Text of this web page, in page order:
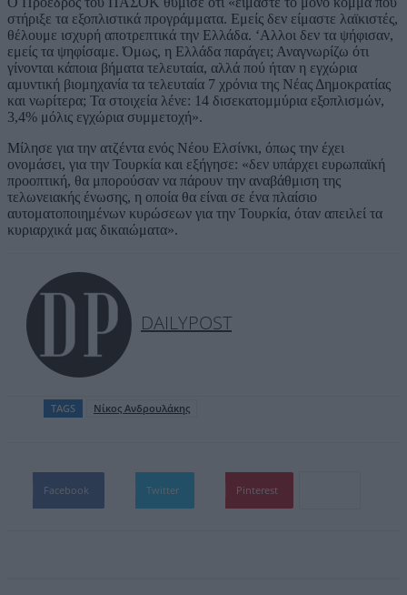
στήριξε τα εξοπλιστικά προγράμματα. Εμείς δεν είμαστε λαϊκιστές,
θέλουμε ισχυρή αποτρεπτικά την Ελλάδα. ‘Αλλοι δεν τα ψήφισαν,
εμείς τα ψηφίσαμε. Όμως, η Ελλάδα παράγει; Αναγνωρίζω ότι
γίνονται κάποια βήματα τελευταία, αλλά πού ήταν η εγχώρια
αμυντική βιομηχανία τα τελευταία 7 χρόνια της Νέας Δημοκρατίας
και νωρίτερα; Τα στοιχεία λένε: 14 δισεκατομμύρια εξοπλισμών,
3,4% μόλις εγχώρια συμμετοχή».
Μίλησε για την ατζέντα ενός Νέου Ελσίνκι, όπως την έχει
ονομάσει, για την Τουρκία και εξήγησε: «δεν υπάρχει ευρωπαϊκή
προοπτική, θα μπορούσαν να πάρουν την αναβάθμιση της
τελωνειακής ένωσης, η οποία θα είναι σε ένα πλαίσιο
αυτοματοποιημένων κυρώσεων για την Τουρκία, όταν απειλεί τα
κυριαρχικά μας δικαιώματα».
DAILYPOST
TAGS Νίκος Ανδρουλάκης
Facebook Twitter Pinterest